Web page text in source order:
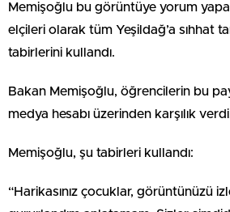
Memişoğlu bu görüntüye yorum
elçileri olarak tüm Yeşildağ’a sıhhat
tabirlerini kullandı.
Bakan Memişoğlu, öğrencilerin bu
medya hesabı üzerinden karşılık
Memişoğlu, şu tabirleri kullandı:
“Harikasınız çocuklar, görüntünüzü